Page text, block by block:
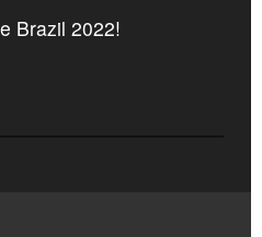
Brazil 2022!